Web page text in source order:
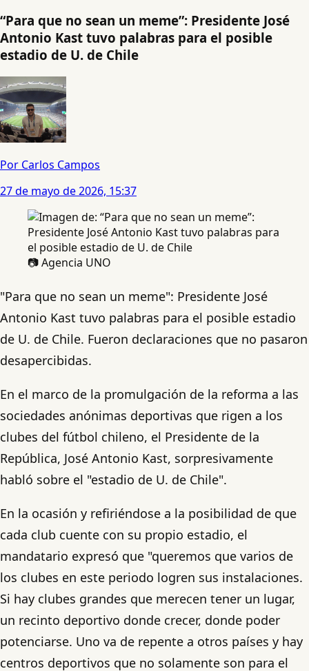
“Para que no sean un meme”: Presidente José
Antonio Kast tuvo palabras para el posible
estadio de U. de Chile
Por Carlos Campos
27 de mayo de 2026, 15:37
📷 Agencia UNO
"Para que no sean un meme": Presidente José
Antonio Kast tuvo palabras para el posible estadio
de U. de Chile. Fueron declaraciones que no pasaron
desapercibidas.
En el marco de la promulgación de la reforma a las
sociedades anónimas deportivas que rigen a los
clubes del fútbol chileno, el Presidente de la
República, José Antonio Kast, sorpresivamente
habló sobre el "estadio de U. de Chile".
En la ocasión y refiriéndose a la posibilidad de que
cada club cuente con su propio estadio, el
mandatario expresó que "queremos que varios de
los clubes en este periodo logren sus instalaciones.
Si hay clubes grandes que merecen tener un lugar,
un recinto deportivo donde crecer, donde poder
potenciarse. Uno va de repente a otros países y hay
centros deportivos que no solamente son para el